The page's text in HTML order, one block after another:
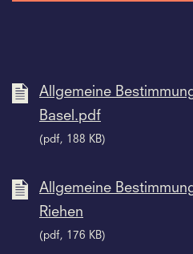
Allgemeine
Basel.pdf
(pdf, 188 KB)
Allgemeine
Riehen
(pdf, 176 KB)